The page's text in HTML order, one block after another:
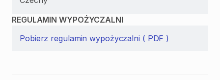
REGULAMIN WYPOŻYCZALNI
Pobierz regulamin wypożyczalni ( PDF )